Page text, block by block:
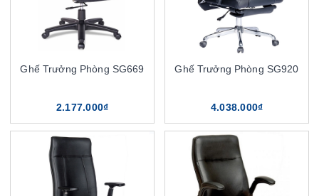
Ghế Trưởng Phòng SG669
2.177.000₫
Ghế Trưởng Phòng SG920
4.038.000₫